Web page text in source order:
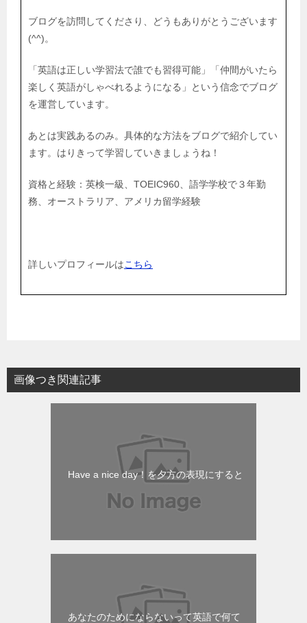
ブログを訪問してくださり、どうもありがとうございます
(^^)。
「英語は正しい学習法で誰でも習得可能」「仲間がいたら
楽しく英語がしゃべれるようになる」という信念でブログ
を運営しています。
あとは実践あるのみ。具体的な方法をブログで紹介してい
ます。はりきって学習していきましょうね！
資格と経験：英検一級、TOEIC960、語学学校で３年勤
務、オーストラリア、アメリカ留学経験
詳しいプロフィールはこちら
画像つき関連記事
Have a nice day！を夕方の表現にすると
あなたのためにならないって英語で何て